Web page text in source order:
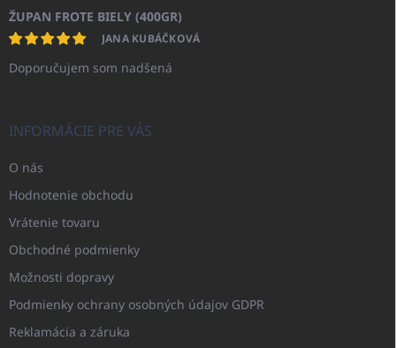
ŽUPAN FROTE BIELY (400GR)
JANA KUBÁČKOVÁ
Doporučujem som nadšená
INFORMÁCIE PRE VÁS
O nás
Hodnotenie obchodu
Vrátenie tovaru
Obchodné podmienky
Možnosti dopravy
Podmienky ochrany osobných údajov GDPR
Reklamácia a záruka